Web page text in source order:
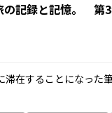
の記録と記憶。 第
滞在することになった